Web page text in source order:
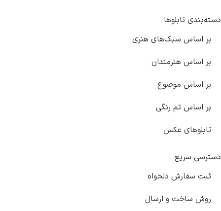
دسته‌بندی تابلوها
بر اساس سبک‌های هنری
بر اساس هنرمندان
بر اساس موضوع
بر اساس تم رنگی
تابلوهای عکس
دسترسی سریع
ثبت سفارش دلخواه
روش ساخت و ارسال